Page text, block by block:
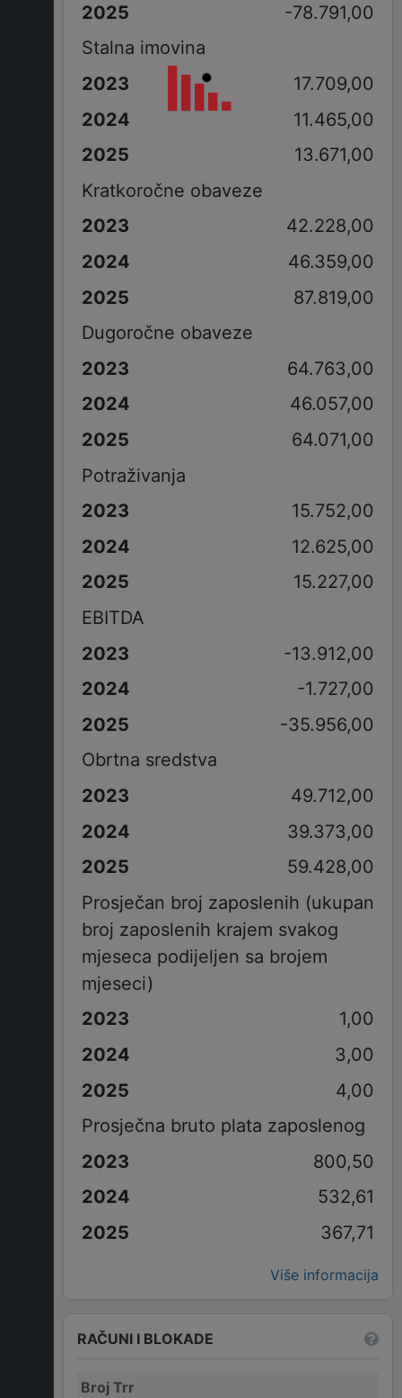
-78.791,00
Stalna imovina
17.709,00
11.465,00
13.671,00
Kratkoročne obaveze
42.228,00
46.359,00
87.819,00
Dugoročne obaveze
64.763,00
46.057,00
64.071,00
Potraživanja
15.752,00
12.625,00
15.227,00
EBITDA
-13.912,00
-1.727,00
-35.956,00
Obrtna sredstva
49.712,00
39.373,00
59.428,00
Prosječan broj zaposlenih (ukupan
broj zaposlenih krajem svakog
mjeseca podijeljen sa brojem
mjeseci)
1,00
3,00
4,00
Prosječna bruto plata zaposlenog
800,50
532,61
367,71
Više informacija
RAČUNI I BLOKADE
Broj Trr